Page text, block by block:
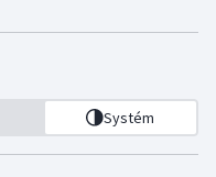
Systém